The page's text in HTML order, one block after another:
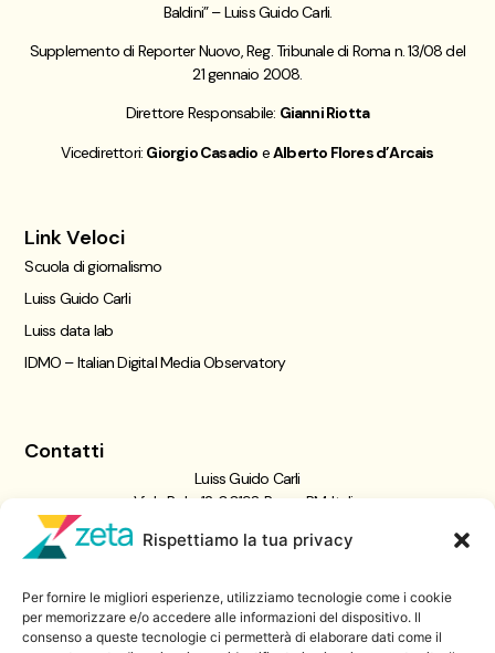
Rispettiamo la tua privacy
Per fornire le migliori esperienze, utilizziamo tecnologie come i cookie
per memorizzare e/o accedere alle informazioni del dispositivo. Il
consenso a queste tecnologie ci permetterà di elaborare dati come il
Baldini” – Luiss Guido Carli.
Supplemento di Reporter Nuovo, Reg. Tribunale di Roma n. 13/08 del
21 gennaio 2008.
Direttore Responsabile: Gianni Riotta
Vicedirettori: Giorgio Casadio eAlberto Flores d’Arcais
Link Veloci
Scuola di giornalismo
Luiss Guido Carli
Luiss data lab
IDMO – Italian Digital Media Observatory
Contatti
Luiss Guido Carli
Viale Pola, 12, 00198 Roma RM, Italia
06 8522 5358
Iscriviti a